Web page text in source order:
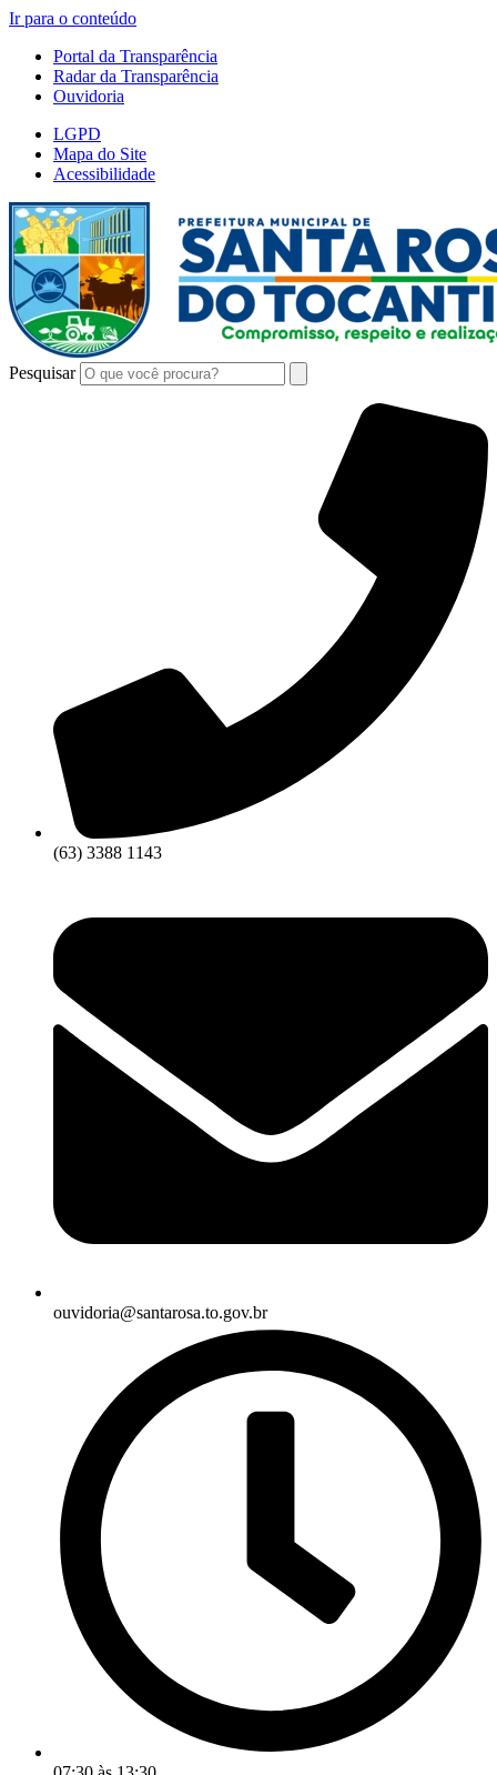
Ir para o conteúdo
Portal da Transparência
Radar da Transparência
Ouvidoria
LGPD
Mapa do Site
Acessibilidade
Pesquisar
(63) 3388 1143
ouvidoria@santarosa.to.gov.br